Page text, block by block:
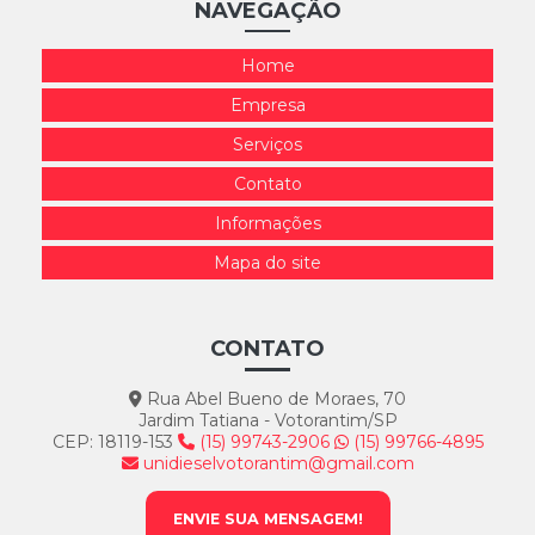
Troca De Peças De Bomba Em São Paulo
Troca De Peças Para Injetores Diesel
NAVEGAÇÃO
Home
Empresa
Serviços
Contato
Informações
Mapa do site
CONTATO
Rua Abel Bueno de Moraes, 70
Jardim Tatiana - Votorantim/SP
CEP: 18119-153
(15) 99743-2906
(15) 99766-4895
unidieselvotorantim@gmail.com
ENVIE SUA MENSAGEM!